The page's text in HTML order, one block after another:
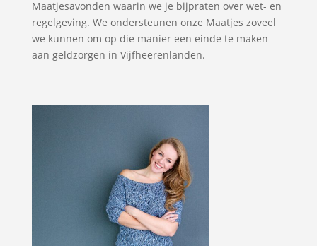
Maatjesavonden waarin we je bijpraten over wet- en
regelgeving. We ondersteunen onze Maatjes zoveel
we kunnen om op die manier een einde te maken
aan geldzorgen in Vijfheerenlanden.